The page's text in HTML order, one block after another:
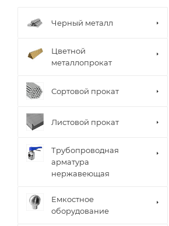
Черный металл
Цветной
металлопрокат
Сортовой прокат
Листовой прокат
Трубопроводная
арматура
нержавеющая
Емкостное
оборудование